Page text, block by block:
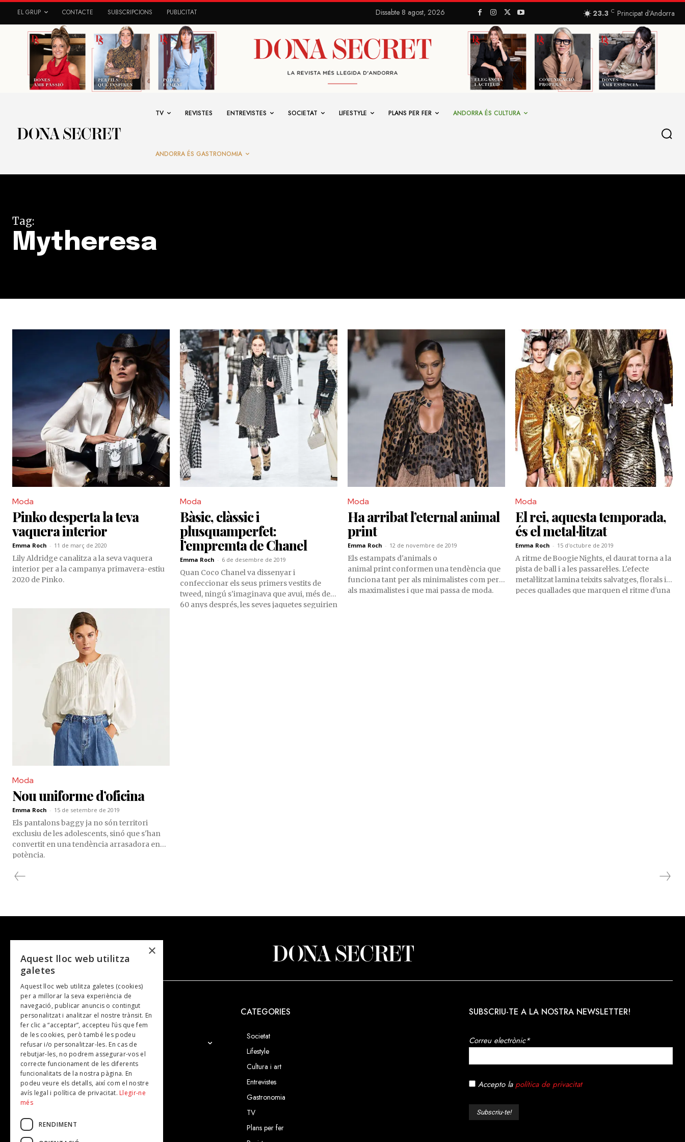
EL GRUP CONTACTE SUBSCRIPCIONS PUBLICITAT Dissabte 8 agost, 2026 23.3 C Principat d’Andorra
TV REVISTES ENTREVISTES SOCIETAT LIFESTYLE PLANS PER FER ANDORRA ÉS CULTURA
ANDORRA ÉS GASTRONOMIA
Tag:
Mytheresa
Moda
Pinko desperta la teva
vaquera interior
Emma Roch - 11 de març de 2020
Lily Aldridge canalitza a la seva vaquera
interior per a la campanya primavera-estiu
2020 de Pinko.
Moda
Bàsic, clàssic i
plusquamperfet:
l’empremta de Chanel
Emma Roch - 6 de desembre de 2019
Quan Coco Chanel va dissenyar i
confeccionar els seus primers vestits de
tweed, ningú s'imaginava que avui, més de
60 anys després, les seves jaquetes seguirien
Moda
Ha arribat l’eternal animal
print
Emma Roch - 12 de novembre de 2019
Els estampats d'animals o
animal print conformen una tendència que
funciona tant per als minimalistes com per
als maximalistes i que mai passa de moda.
Moda
El rei, aquesta temporada,
és el metal·litzat
Emma Roch - 15 d'octubre de 2019
A ritme de Boogie Nights, el daurat torna a la
pista de ball i a les passarel·les. L'efecte
metal·litzat lamina teixits salvatges, florals i
peces quallades que marquen el ritme d'una
Moda
Nou uniforme d’oficina
Emma Roch - 15 de setembre de 2019
Els pantalons baggy ja no són territori
exclusiu de les adolescents, sinó que s'han
convertit en una tendència arrasadora en
potència.
NOSALTRES
El Grup
Contacte
Subscripcions
Publicitat
CATEGORIES
Societat
Lifestyle
Cultura i art
Entrevistes
Gastronomia
TV
Plans per fer
SUBSCRIU-TE A LA NOSTRA NEWSLETTER!
Correu electrònic*
Accepto la política de privacitat
×
Aquest lloc web utilitza
galetes
Aquest lloc web utilitza galetes (cookies)
per a millorar la seva experiència de
navegació, publicar anuncis o contingut
personalitzat i analitzar el nostre trànsit. En
fer clic a “acceptar”, accepteu l’ús que fem
de les cookies, però també les podeu
refusar i/o personalitzar-les. En cas de
rebutjar-les, no podrem assegurar-vos el
correcte funcionament de les diferents
funcionalitats de la nostra pàgina. En
podeu veure els detalls, així com el nostre
avís legal i política de privacitat. Llegir-ne
més
RENDIMENT